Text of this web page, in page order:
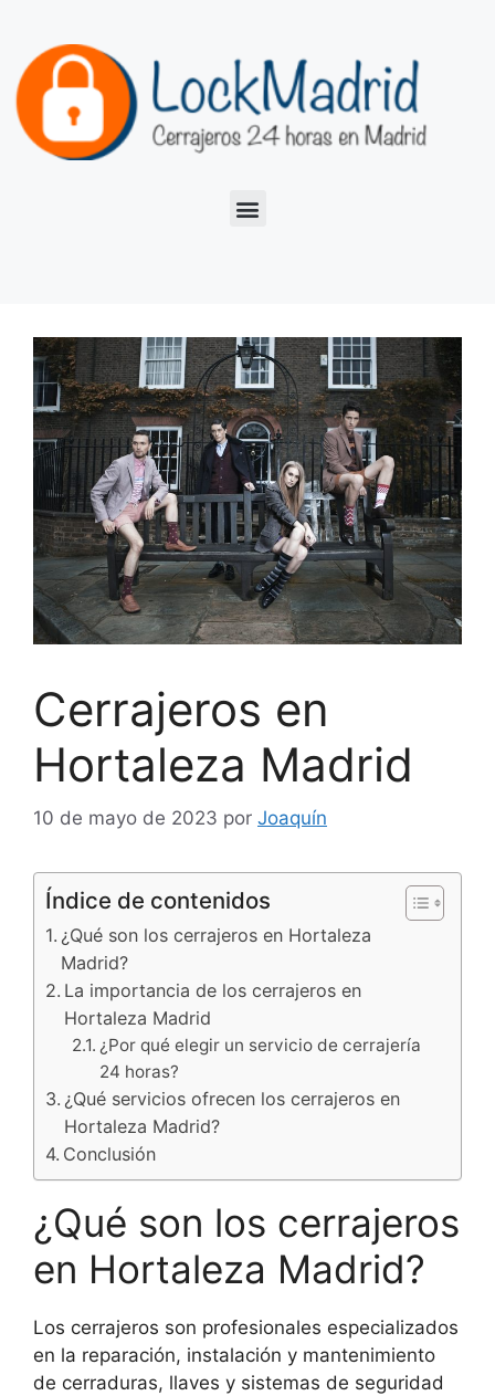
Cerrajeros en
Hortaleza Madrid
10 de mayo de 2023 por Joaquín
Índice de contenidos
¿Qué son los cerrajeros en Hortaleza
Madrid?
La importancia de los cerrajeros en
Hortaleza Madrid
¿Por qué elegir un servicio de cerrajería
24 horas?
¿Qué servicios ofrecen los cerrajeros en
Hortaleza Madrid?
Conclusión
¿Qué son los cerrajeros
en Hortaleza Madrid?
Los cerrajeros son profesionales especializados
en la reparación, instalación y mantenimiento
de cerraduras, llaves y sistemas de seguridad